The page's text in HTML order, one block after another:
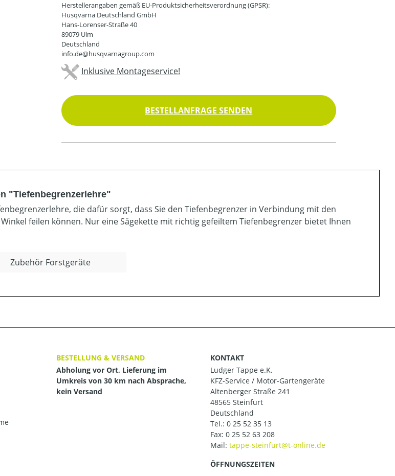
Herstellerangaben gemäß EU-Produktsicherheitsverordnung (GPSR):
Husqvarna Deutschland GmbH
Hans-Lorenser-Straße 40
89079 Ulm
Deutschland
info.de@husqvarnagroup.com
Inklusive Montageservice!
BESTELLANFRAGE SENDEN
"Tiefenbegrenzerlehre"
die dafür sorgt, dass Sie den Tiefenbegrenzer in Verbindung mit den
feilen können. Nur eine Sägekette mit richtig gefeiltem Tiefenbegrenzer bietet Ihnen
Zubehör Forstgeräte
BESTELLUNG & VERSAND
Abholung vor Ort, Lieferung im
Umkreis von 30 km nach Absprache,
kein Versand
KONTAKT
Ludger Tappe e.K.
KFZ-Service / Motor-Gartengeräte
Altenberger Straße 241
48565 Steinfurt
Deutschland
Tel.: 0 25 52 35 13
Fax: 0 25 52 63 208
Mail:
ÖFFNUNGSZEITEN